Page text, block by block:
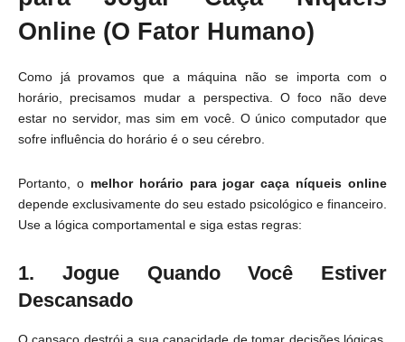
Online (O Fator Humano)
Como já provamos que a máquina não se importa com o
horário, precisamos mudar a perspectiva. O foco não deve
estar no servidor, mas sim em você. O único computador que
sofre influência do horário é o seu cérebro.
Portanto, o melhor horário para jogar caça níqueis online
depende exclusivamente do seu estado psicológico e financeiro.
Use a lógica comportamental e siga estas regras:
1. Jogue Quando Você Estiver
Descansado